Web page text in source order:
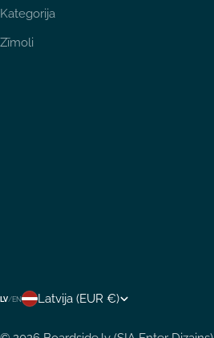
Kategorija
Zīmoli
LV/ENV
Latvija (EUR €)